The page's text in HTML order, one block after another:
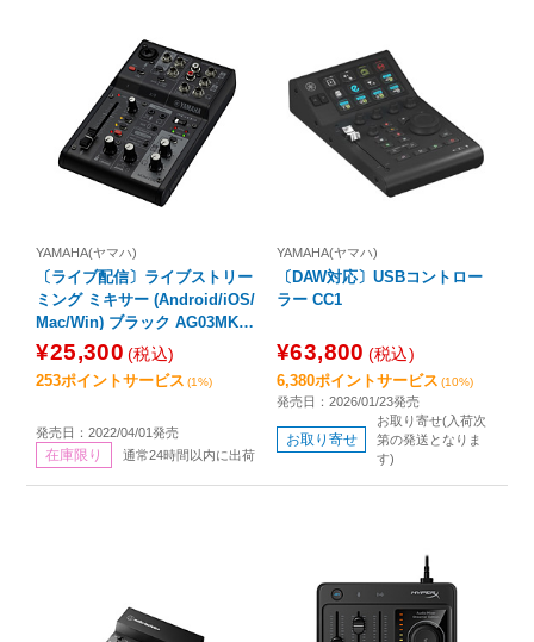
YAMAHA(ヤマハ)
〔ライブ配信〕ライブストリー
ミング ミキサー (Android/iOS/
Mac/Win) ブラック AG03MK2
B
¥25,300 (税込)
253ポイントサービス (1%)
発売日：2022/04/01発売
在庫限り 通常24時間以内に出荷
YAMAHA(ヤマハ)
〔DAW対応〕USBコントロー
ラー CC1
¥63,800 (税込)
6,380ポイントサービス (10%)
発売日：2026/01/23発売
お取り寄せ
お取り寄せ(入荷次
第の発送となりま
す)